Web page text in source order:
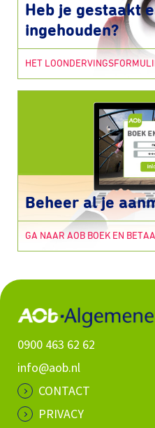
Heb je gestaakt
ingehouden?
HET
Beheer al je
GA NAAR AOB BOEK EN
0900 463 62 62
info@aob.nl
CONTACT
PRIVACY